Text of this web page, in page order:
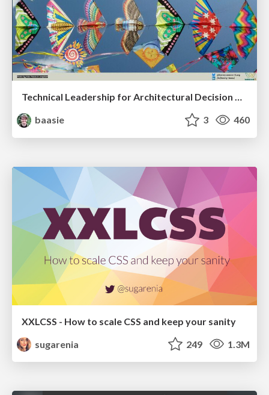
Technical Leadership for Architectural Decision Making
baasie
3 460
XXLCSS - How to scale CSS and keep your sanity
sugarenia
249 1.3M